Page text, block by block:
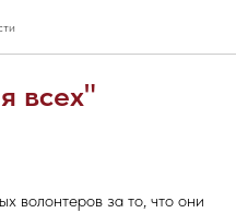
всех"
волонтеров за то, что они